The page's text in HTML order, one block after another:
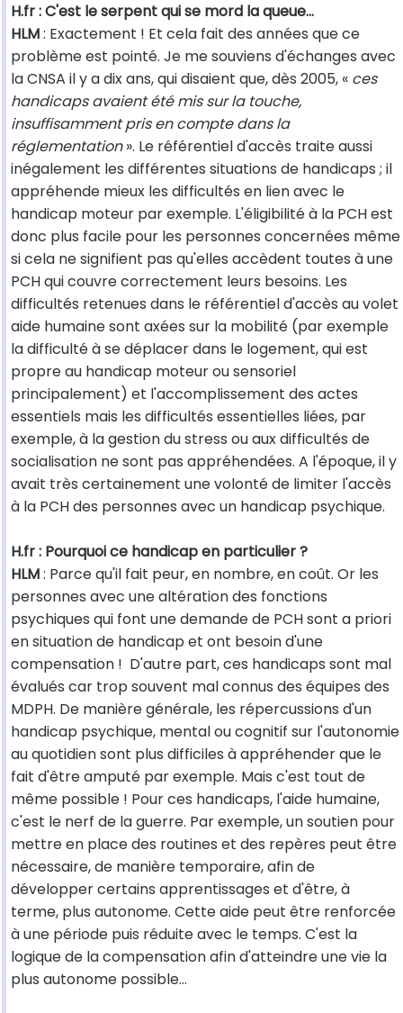
H.fr : C'est le serpent qui se mord la queue...
HLM: Exactement ! Et cela fait des années que ce
problème est pointé. Je me souviens d'échanges avec
la CNSA il y a dix ans, qui disaient que, dès 2005, « ces
handicaps avaient été mis sur la touche,
insuffisamment pris en compte dans la
réglementation». Le référentiel d'accès traite aussi
inégalement les différentes situations de handicaps ; il
appréhende mieux les difficultés en lien avec le
handicap moteur par exemple. L'éligibilité à la PCH est
donc plus facile pour les personnes concernées même
si cela ne signifient pas qu'elles accèdent toutes à une
PCH qui couvre correctement leurs besoins. Les
difficultés retenues dans le référentiel d'accès au volet
aide humaine sont axées sur la mobilité (par exemple
la difficulté à se déplacer dans le logement, qui est
propre au handicap moteur ou sensoriel
principalement) et l'accomplissement des actes
essentiels mais les difficultés essentielles liées, par
exemple, à la gestion du stress ou aux difficultés de
socialisation ne sont pas appréhendées. A l'époque, il y
avait très certainement une volonté de limiter l'accès
à la PCH des personnes avec un handicap psychique.
H.fr : Pourquoi ce handicap en particulier ?
HLM: Parce qu'il fait peur, en nombre, en coût. Or les
personnes avec une altération des fonctions
psychiques qui font une demande de PCH sont a priori
en situation de handicap et ont besoin d'une
compensation ! D'autre part, ces handicaps sont mal
évalués car trop souvent mal connus des équipes des
MDPH. De manière générale, les répercussions d'un
handicap psychique, mental ou cognitif sur l'autonomie
au quotidien sont plus difficiles à appréhender que le
fait d'être amputé par exemple. Mais c'est tout de
même possible ! Pour ces handicaps, l'aide humaine,
c'est le nerf de la guerre. Par exemple, un soutien pour
mettre en place des routines et des repères peut être
nécessaire, de manière temporaire, afin de
développer certains apprentissages et d'être, à
terme, plus autonome. Cette aide peut être renforcée
à une période puis réduite avec le temps. C'est la
logique de la compensation afin d'atteindre une vie la
plus autonome possible…